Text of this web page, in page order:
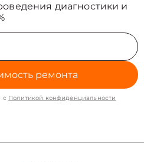
диагностики и
ремонта
с Политикой конфиденциальности